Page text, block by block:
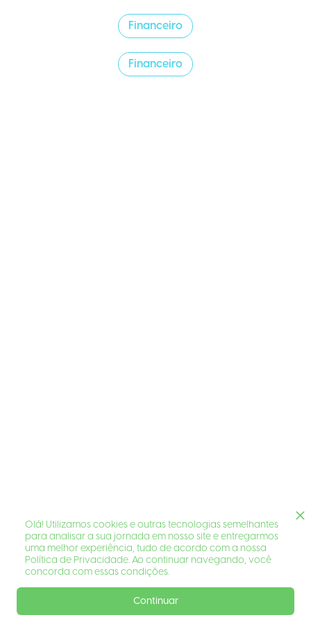
Financeiro
Financeiro
Olá! Utilizamos cookies e outras tecnologias semelhantes
para analisar a sua jornada em nosso site e entregarmos
uma melhor experiência, tudo de acordo com a nossa
Política de Privacidade. Ao continuar navegando, você
concorda com essas condições.
Continuar